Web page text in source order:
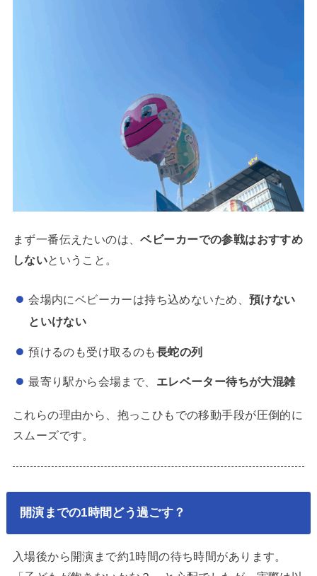
まず一番伝えたいのは、ベビーカーでの参戦はおすすめ
しないということ。
会場内にベビーカーは持ち込めないため、 預けない
といけない
預けるのも受け取るのも長蛇の列
最寄り駅から会場まで、 エレベーター待ちが大混雑
これらの理由から、抱っこひもでの移動手段が圧倒的に
スムーズです。
開演までの1時間どう過ごす？
入場後から開演まで約1時間の待ち時間があります。